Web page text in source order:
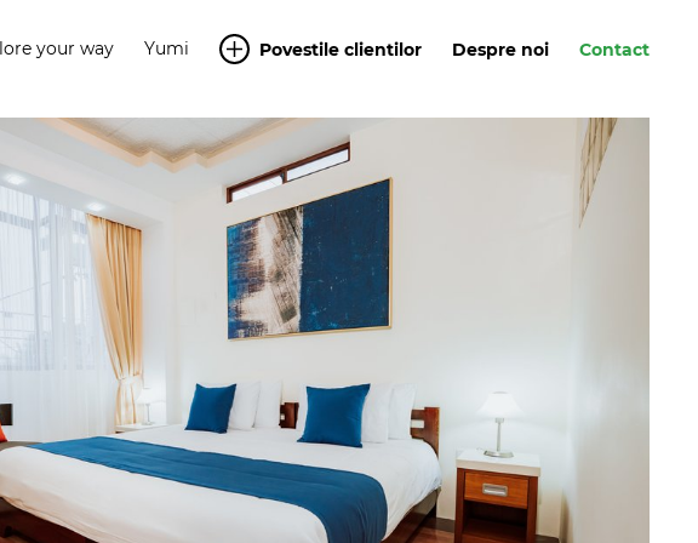
your way Yumi Povestile clientilor Despre noi Contact